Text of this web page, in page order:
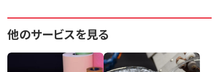
他のサービスを見る